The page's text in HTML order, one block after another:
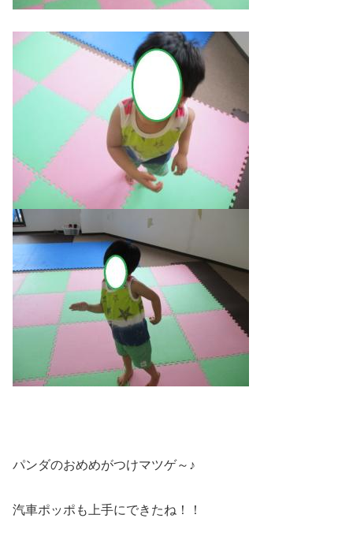
パンダのおめめがつけマツゲ～♪
汽車ポッポも上手にできたね！！